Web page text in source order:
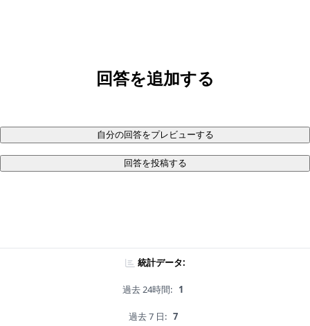
回答を追加する
自分の回答をプレビューする
回答を投稿する
統計データ:
過去 24時間: 1
過去 7 日: 7